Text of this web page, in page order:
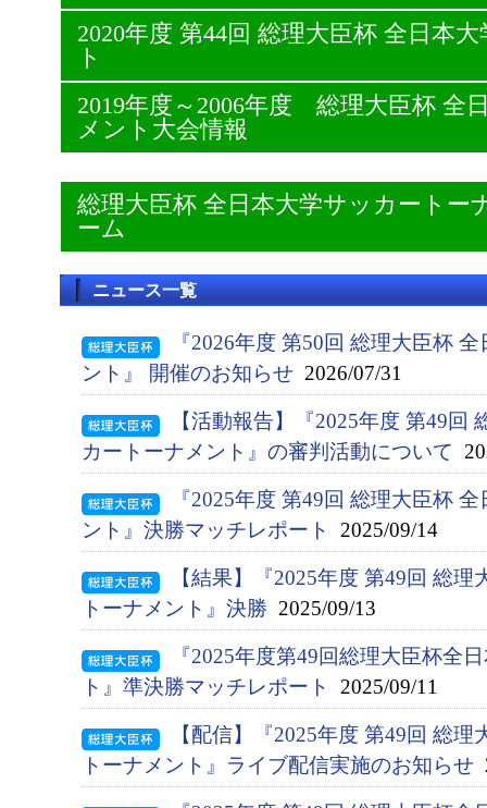
2020年度 第44回 総理大臣杯 全日本
ト
2019年度～2006年度 総理大臣杯 全
メント大会情報
総理大臣杯 全日本大学サッカート
ーム
ニュース一覧
『2026年度 第50回 総理大臣杯
ント』 開催のお知らせ 2026/07/31
【活動報告】『2025年度 第49回
カートーナメント』の審判活動について
『2025年度 第49回 総理大臣杯
ント』決勝マッチレポート
2025/09/14
【結果】『2025年度 第49回 総
トーナメント』決勝 2025/09/13
『2025年度第49回総理大臣杯全
ト』準決勝マッチレポート
2025/09/11
【配信】『2025年度 第49回 総
トーナメント』ライブ配信実施のお知らせ